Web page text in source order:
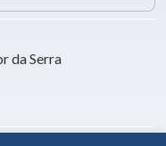
da Serra